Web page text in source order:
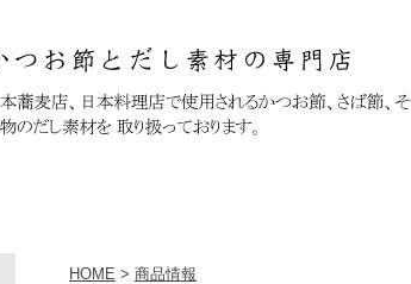
HOME > 商品情報